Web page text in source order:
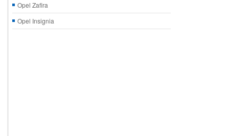
Opel Zafira
Opel Insignia